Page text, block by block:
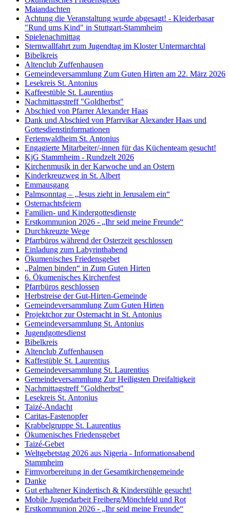
Maiandachten
Achtung die Veranstaltung wurde abgesagt! - Kleiderbasar
"Rund ums Kind" in Stuttgart-Stammheim
Spielenachmittag
Sternwallfahrt zum Jugendtag im Kloster Untermarchtal
Bibelkreis
Altenclub Zuffenhausen
Gemeindeversammlung Zum Guten Hirten am 22. März 2026
Lesekreis St. Antonius
Kaffeestüble St. Laurentius
Nachmittagstreff "Goldherbst"
Abschied von Pfarrer Alexander Haas
Dank und Abschied von Pfarrvikar Alexander Haas und
Gottesdienstinformationen
Ferienwaldheim St. Antonius
Engagierte Mitarbeiter/-innen für das Küchenteam gesucht!
KjG Stammheim - Rundzelt 2026
Kirchenmusik in der Karwoche und an Ostern
Kinderkreuzweg in St. Albert
Emmausgang
Palmsonntag – „Jesus zieht in Jerusalem ein“
Osternachtsfeiern
Familien- und Kindergottesdienste
Erstkommunion 2026 - „Ihr seid meine Freunde“
Durchkreuzte Wege
Pfarrbüros während der Osterzeit geschlossen
Einladung zum Labyrinthabend
Ökumenisches Friedensgebet
„Palmen binden“ in Zum Guten Hirten
6. Ökumenisches Kirchenfest
Pfarrbüros geschlossen
Herbstreise der Gut-Hirten-Gemeinde
Gemeindeversammlung Zum Guten Hirten
Projektchor zur Osternacht in St. Antonius
Gemeindeversammlung St. Antonius
Jugendgottesdienst
Bibelkreis
Altenclub Zuffenhausen
Kaffestüble St. Laurentius
Gemeindeversammlung St. Laurentius
Gemeindeversammlung Zur Heiligsten Dreifaltigkeit
Nachmittagstreff "Goldherbst"
Lesekreis St. Antonius
Taizé-Andacht
Caritas-Fastenopfer
Krabbelgruppe St. Laurentius
Ökumenisches Friedensgebet
Taizé-Gebet
Weltgebetstag 2026 aus Nigeria - Informationsabend
Stammheim
Firmvorbereitung in der Gesamtkirchengemeinde
Danke
Gut erhaltener Kindertisch & Kinderstühle gesucht!
Mobile Jugendarbeit Freiberg/Mönchfeld und Rot
Erstkommunion 2026 - „Ihr seid meine Freunde“